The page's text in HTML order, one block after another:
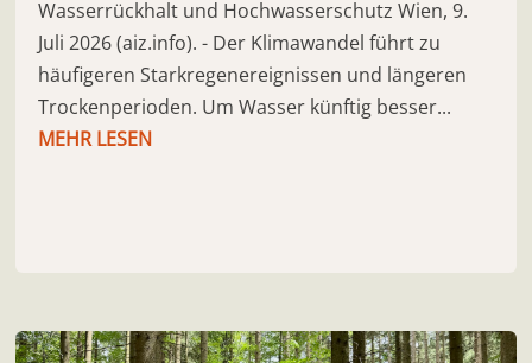
Wasserrückhalt und Hochwasserschutz Wien, 9.
Juli 2026 (aiz.info). - Der Klimawandel führt zu
häufigeren Starkregenereignissen und längeren
Trockenperioden. Um Wasser künftig besser...
MEHR LESEN